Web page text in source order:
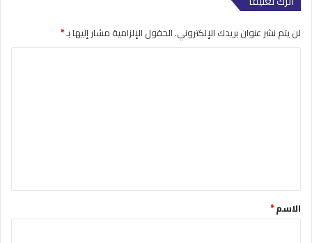
لن يتم نشر عنوان بريدك الإلكتروني.الحقول الإلزامية مشار إليها بـ*
*الاسم*